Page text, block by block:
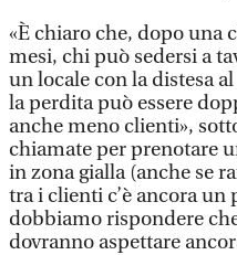
«È chiaro che, dopo una
mesi, chi può sedersi a
un locale con la distesa
la perdita può essere
anche meno clienti»,
chiamate per prenotare
in zona gialla (anche se
tra i clienti c’è ancora
dobbiamo rispondere
dovranno aspettare